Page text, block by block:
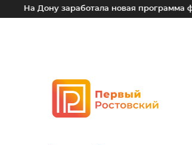
заработала новая программа финансовой